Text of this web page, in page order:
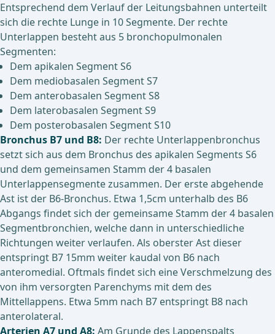
Entsprechend dem Verlauf der Leitungsbahnen unterteilt
sich die rechte Lunge in 10 Segmente. Der rechte
Unterlappen besteht aus 5 bronchopulmonalen
Segmenten:
Dem apikalen Segment S6
Dem mediobasalen Segment S7
Dem anterobasalen Segment S8
Dem laterobasalen Segment S9
Dem posterobasalen Segment S10
Bronchus B7 und B8: Der rechte Unterlappenbronchus
setzt sich aus dem Bronchus des apikalen Segments S6
und dem gemeinsamen Stamm der 4 basalen
Unterlappensegmente zusammen. Der erste abgehende
Ast ist der B6-Bronchus. Etwa 1,5cm unterhalb des B6
Abgangs findet sich der gemeinsame Stamm der 4 basalen
Segmentbronchien, welche dann in unterschiedliche
Richtungen weiter verlaufen. Als oberster Ast dieser
entspringt B7 15mm weiter kaudal von B6 nach
anteromedial. Oftmals findet sich eine Verschmelzung des
von ihm versorgten Parenchyms mit dem des
Mittellappens. Etwa 5mm nach B7 entspringt B8 nach
anterolateral.
Arterien A7 und A8: Am Grunde des Lappenspalts